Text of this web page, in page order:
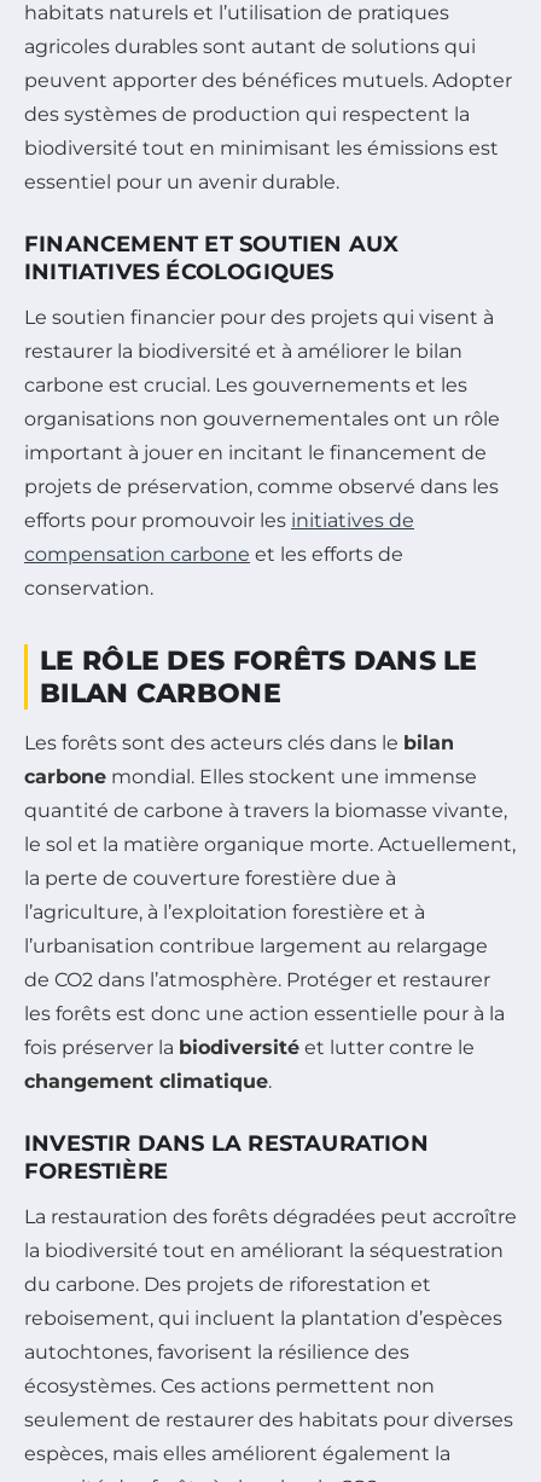
habitats naturels et l’utilisation de pratiques
agricoles durables sont autant de solutions qui
peuvent apporter des bénéfices mutuels. Adopter
des systèmes de production qui respectent la
biodiversité tout en minimisant les émissions est
essentiel pour un avenir durable.
FINANCEMENT ET SOUTIEN AUX
INITIATIVES ÉCOLOGIQUES
Le soutien financier pour des projets qui visent à
restaurer la biodiversité et à améliorer le bilan
carbone est crucial. Les gouvernements et les
organisations non gouvernementales ont un rôle
important à jouer en incitant le financement de
projets de préservation, comme observé dans les
efforts pour promouvoir les initiatives de
compensation carbone et les efforts de
conservation.
LE RÔLE DES FORÊTS DANS LE
BILAN CARBONE
Les forêts sont des acteurs clés dans le bilan
carbone mondial. Elles stockent une immense
quantité de carbone à travers la biomasse vivante,
le sol et la matière organique morte. Actuellement,
la perte de couverture forestière due à
l’agriculture, à l’exploitation forestière et à
l’urbanisation contribue largement au relargage
de CO2 dans l’atmosphère. Protéger et restaurer
les forêts est donc une action essentielle pour à la
fois préserver la biodiversité et lutter contre le
changement climatique.
INVESTIR DANS LA RESTAURATION
FORESTIÈRE
La restauration des forêts dégradées peut accroître
la biodiversité tout en améliorant la séquestration
du carbone. Des projets de riforestation et
reboisement, qui incluent la plantation d’espèces
autochtones, favorisent la résilience des
écosystèmes. Ces actions permettent non
seulement de restaurer des habitats pour diverses
espèces, mais elles améliorent également la